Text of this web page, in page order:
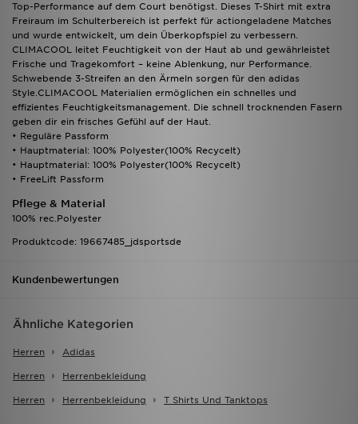
Top-Performance auf dem Court benötigst. Dieses T-Shirt mit extra
Freiraum im Schulterbereich ist perfekt für actiongeladene Matches
und wurde entwickelt, um dein Überkopfspiel zu verbessern.
CLIMACOOL leitet Feuchtigkeit von der Haut ab und gewährleistet
Frische und Tragekomfort – keine Ablenkung, nur Performance.
Schwebende 3-Streifen an den Ärmeln sorgen für den adidas
Style.CLIMACOOL Materialien ermöglichen ein schnelles und
effizientes Feuchtigkeitsmanagement. Die schnell trocknenden Fasern
geben dir ein frisches Gefühl auf der Haut.
• Reguläre Passform
• Hauptmaterial: 100% Polyester(100% Recycelt)
• Hauptmaterial: 100% Polyester(100% Recycelt)
• FreeLift Passform
Pflege & Material
100% rec.Polyester
Produktcode: 19667485_jdsportsde
Kundenbewertungen
Ähnliche Kategorien
Herren Adidas
Herren Herrenbekleidung
Herren Herrenbekleidung T Shirts Und Tanktops